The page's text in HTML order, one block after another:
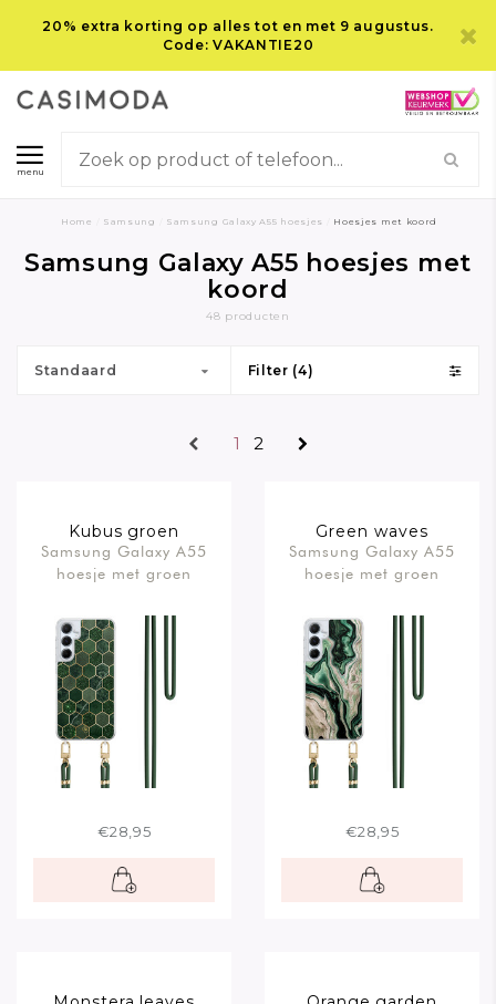
20% extra korting op alles tot en met 9 augustus.
Code: VAKANTIE20
menu
Home Samsung Samsung Galaxy A55 hoesjes Hoesjes met koord
Samsung Galaxy A55 hoesjes met
koord
48 producten
Standaard Filter (4)
1 2
Kubus groen
Samsung Galaxy A55
hoesje met groen
€28,95
Green waves
Samsung Galaxy A55
hoesje met groen
€28,95